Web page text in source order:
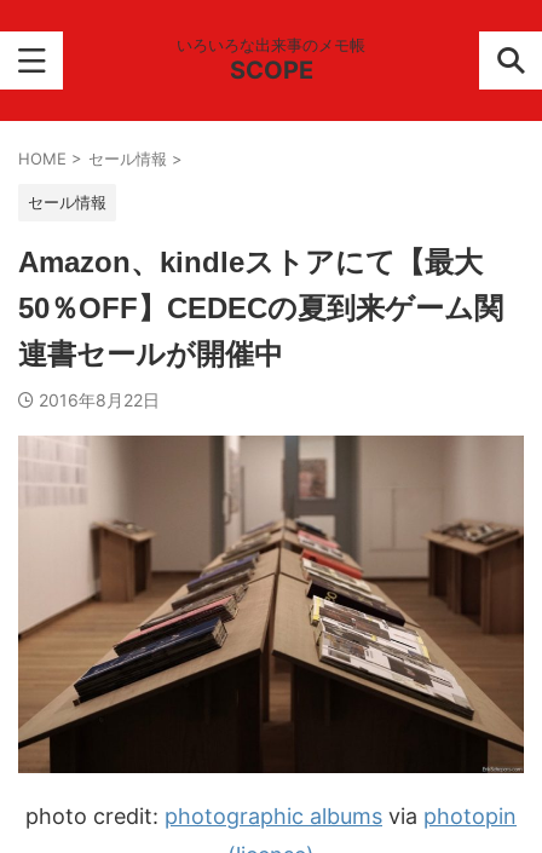
いろいろな出来事のメモ帳
SCOPE
HOME > セール情報 >
セール情報
Amazon、kindleストアにて【最大
50％OFF】CEDECの夏到来ゲーム関
連書セールが開催中
2016年8月22日
photo credit: photographic albums via photopin